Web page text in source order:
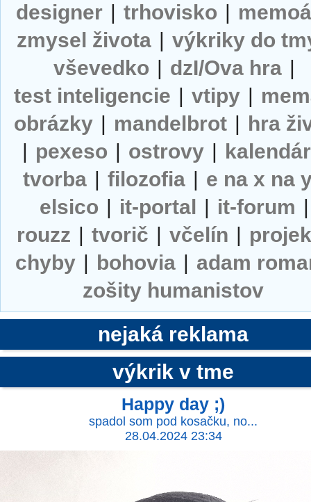
designer | trhovisko |
zmysel života | výkriky do
vševedko | dzI/Ova hra |
test inteligencie | vtipy |
obrázky | mandelbrot | hra
| pexeso | ostrovy | kalendár
tvorba | filozofia | e na x na
elsico | it-portal | it-forum |
rouzz | tvorič | včelín |
chyby | bohovia | adam
zošity humanistov
nejaká reklama
výkrik v tme
Happy day ;)
spadol som pod kosačku, no...
28.04.2024 23:34